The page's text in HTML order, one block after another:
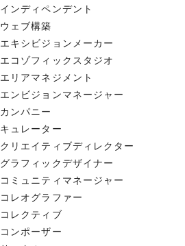
インディペンデント
ウェブ構築
エキシビジョンメーカー
エコゾフィックスタジオ
エリアマネジメント
エンビジョンマネージャー
カンパニー
キュレーター
クリエイティブディレクター
グラフィックデザイナー
コミュニティマネージャー
コレオグラファー
コレクティブ
コンポーザー